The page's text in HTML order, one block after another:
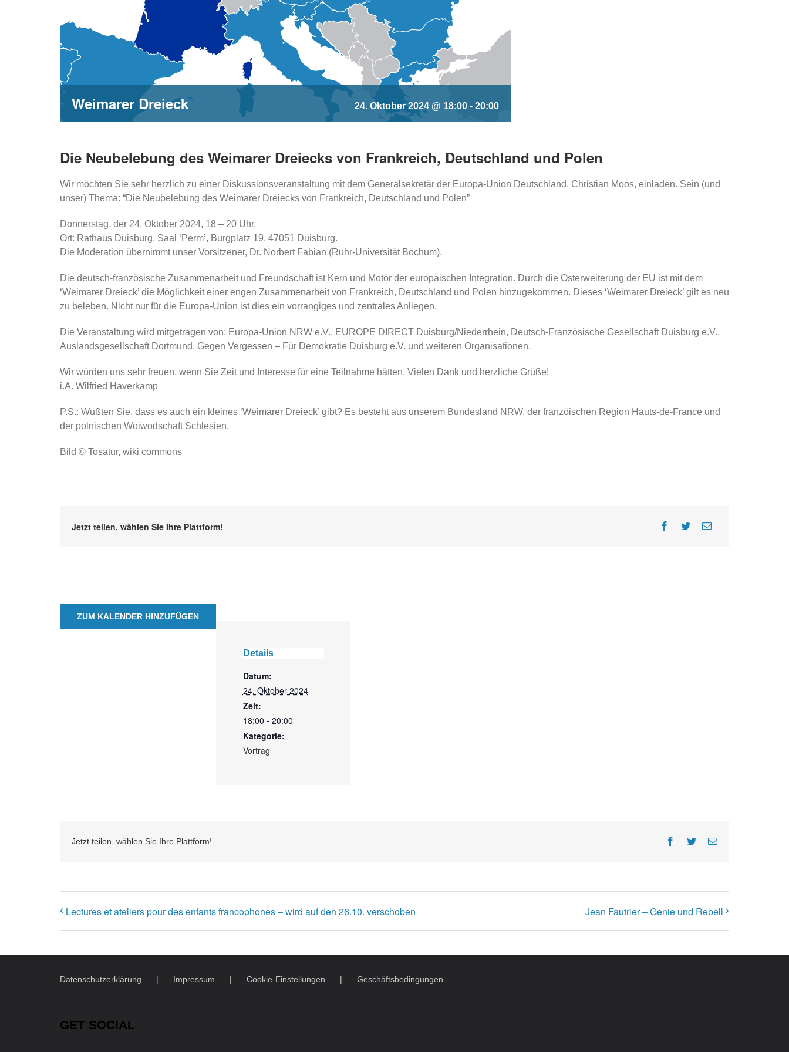
Weimarer Dreieck 24. Oktober 2024 @ 18:00 - 20:00
Die Neubelebung des Weimarer Dreiecks von Frankreich, Deutschland und Polen
Wir möchten Sie sehr herzlich zu einer Diskussionsveranstaltung mit dem Generalsekretär der Europa-Union Deutschland, Christian Moos, einladen. Sein (und
unser) Thema: “Die Neubelebung des Weimarer Dreiecks von Frankreich, Deutschland und Polen”
Donnerstag, der 24. Oktober 2024, 18 – 20 Uhr,
Ort: Rathaus Duisburg, Saal ‘Perm’, Burgplatz 19, 47051 Duisburg.
Die Moderation übernimmt unser Vorsitzener, Dr. Norbert Fabian (Ruhr-Universität Bochum).
Die deutsch-französische Zusammenarbeit und Freundschaft ist Kern und Motor der europäischen Integration. Durch die Osterweiterung der EU ist mit dem
‘Weimarer Dreieck’ die Möglichkeit einer engen Zusammenarbeit von Frankreich, Deutschland und Polen hinzugekommen. Dieses ‘Weimarer Dreieck’ gilt es neu
zu beleben. Nicht nur für die Europa-Union ist dies ein vorrangiges und zentrales Anliegen.
Die Veranstaltung wird mitgetragen von: Europa-Union NRW e.V., EUROPE DIRECT Duisburg/Niederrhein, Deutsch-Französische Gesellschaft Duisburg e.V.,
Auslandsgesellschaft Dortmund, Gegen Vergessen – Für Demokratie Duisburg e.V. und weiteren Organisationen.
Wir würden uns sehr freuen, wenn Sie Zeit und Interesse für eine Teilnahme hätten. Vielen Dank und herzliche Grüße!
i.A. Wilfried Haverkamp
P.S.: Wußten Sie, dass es auch ein kleines ‘Weimarer Dreieck’ gibt? Es besteht aus unserem Bundesland NRW, der franzöischen Region Hauts-de-France und
der polnischen Woiwodschaft Schlesien.
Bild © Tosatur, wiki commons
Jetzt teilen, wählen Sie Ihre Plattform!
ZUM KALENDER HINZUFÜGEN
Details
Datum:
24. Oktober 2024
Zeit:
18:00 - 20:00
Kategorie:
Vortrag
Jetzt teilen, wählen Sie Ihre Plattform! Facebook
TwitterE-
Lectures et ateliers pour des enfants francophones – wird auf den 26.10. verschoben Jean Fautrier – Genie und Rebell
Datenschutzerklärung Impressum Cookie-Einstellungen Geschäftsbedingungen
GET SOCIAL